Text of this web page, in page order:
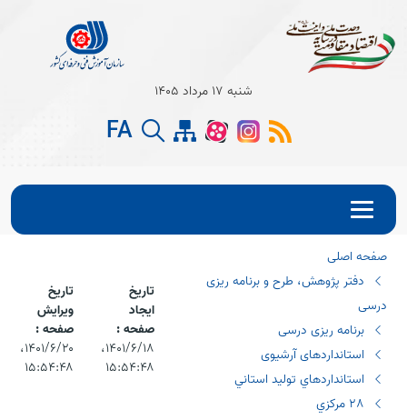
Open
شنبه 17 مرداد 1405
FA
صفحه اصلی
دفتر پژوهش، طرح و برنامه ریزی
درسی
برنامه ریزی درسی
استانداردهای آرشیوی
استانداردهاي توليد استاني
٢٨ مركزي
تاریخ
ایجاد
صفحه :
۱۴۰۱/۶/۱۸،‏
۱۵:۵۴:۴۸
تاریخ
ویرایش
صفحه :
۱۴۰۱/۶/۲۰،‏
۱۵:۵۴:۴۸